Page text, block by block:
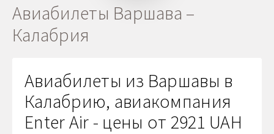
Отправление
1 + 0 + 0
Авиабилеты Варшава –
Калабрия
Авиабилеты из Варшавы в
Калабрию, авиакомпания
Enter Air - цены от 2921 UAH